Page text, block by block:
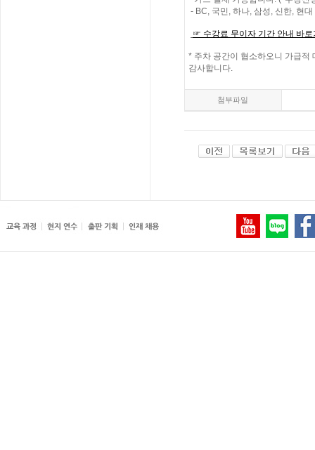
- BC, 국민 , 하나, 삼성, 신한, 현
☞ 수강료 무이자 기간 안내 바로
* 주차 공간이 협소하오니 가급적
감사합니다.
첨부파일